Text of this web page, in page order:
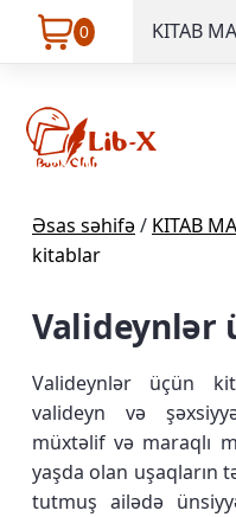
0 KITAB
Əsas səhifə/ KITAB
kitablar
Valideynlər
Valideynlər üçün
valideyn və
müxtəlif və maraqlı
yaşda olan uşaqların
tutmuş ailədə